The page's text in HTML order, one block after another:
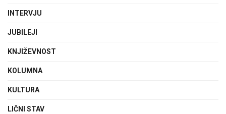
INTERVJU
JUBILEJI
KNJIŽEVNOST
KOLUMNA
KULTURA
LIČNI STAV